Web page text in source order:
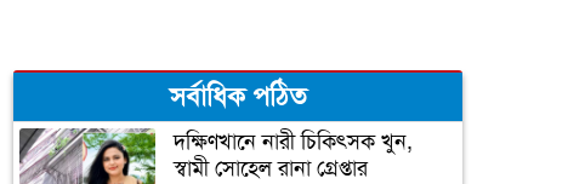
‘আপনি ক্রিকেটার, হিন্দুদের
ধর্মগুরু নন’
সর্বাধিক পঠিত
দক্ষিণখানে নারী চিকিৎসক খুন,
স্বামী সোহেল রানা গ্রেপ্তার